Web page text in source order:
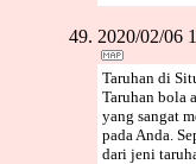
2020/02/06
Taruhan di
Taruhan bola
yang sangat
pada Anda.
dari jeni